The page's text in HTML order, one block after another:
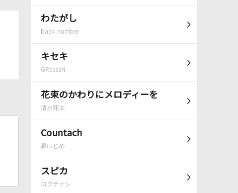
わたがし
back number
キセキ
GReeeeN
花束のかわりにメロディーを
清水翔太
Countach
轟はじめ
スピカ
ロクデナシ